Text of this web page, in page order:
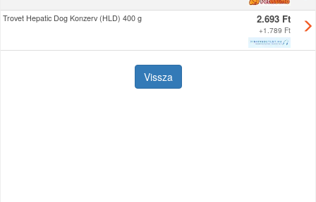
Trovet Hepatic Dog Konzerv (HLD) 400 g 2.693 Ft
+1.789 Ft
Vissza